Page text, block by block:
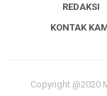
REDAKSI
KONTAK
Copyright @2020